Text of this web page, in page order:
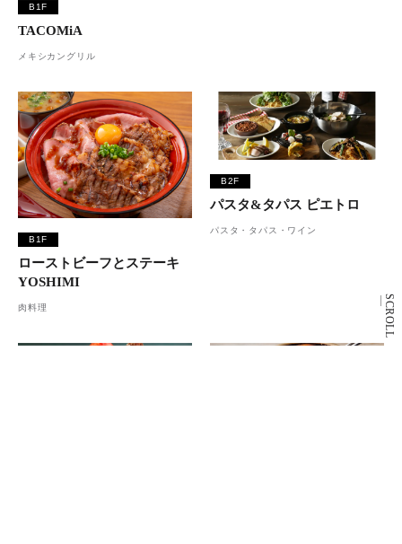
SCROLL
B1F
TACOMiA
メキシカングリル
B1F
ローストビーフとステーキ
YOSHIMI
肉料理
B2F
パスタ&タパス ピエトロ
パスタ・タパス・ワイン